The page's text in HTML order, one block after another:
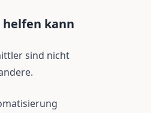
helfen kann
sind nicht